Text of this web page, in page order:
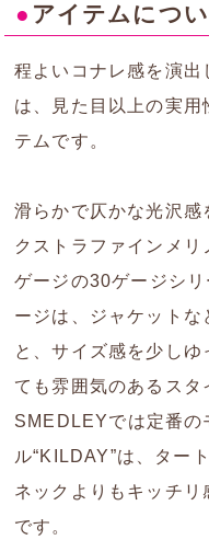
● アイテムにつ
程よいコナレ感を演出
は、見た目以上の実用
テムです。
滑らかで仄かな光沢感
クストラファインメ
ゲージの30ゲージシ
ージは、ジャケットな
と、サイズ感を少し
ても雰囲気のあるス
SMEDLEYでは定番の
ル“KILDAY”は、ター
ネックよりもキッチ
です。